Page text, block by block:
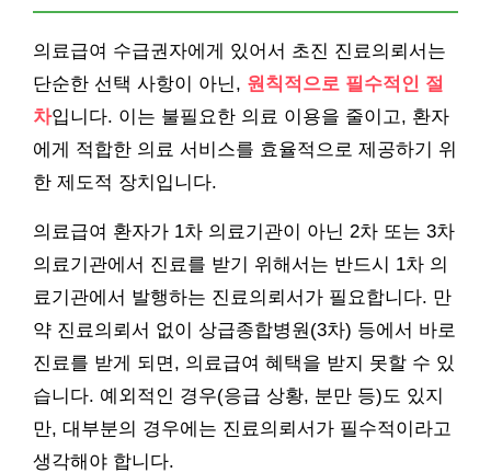
의료급여 수급권자에게 있어서 초진 진료의뢰서는
단순한 선택 사항이 아닌, 원칙적으로 필수적인 절
차입니다. 이는 불필요한 의료 이용을 줄이고, 환자
에게 적합한 의료 서비스를 효율적으로 제공하기 위
한 제도적 장치입니다.
의료급여 환자가 1차 의료기관이 아닌 2차 또는 3차
의료기관에서 진료를 받기 위해서는 반드시 1차 의
료기관에서 발행하는 진료의뢰서가 필요합니다. 만
약 진료의뢰서 없이 상급종합병원(3차) 등에서 바로
진료를 받게 되면, 의료급여 혜택을 받지 못할 수 있
습니다. 예외적인 경우(응급 상황, 분만 등)도 있지
만, 대부분의 경우에는 진료의뢰서가 필수적이라고
생각해야 합니다.